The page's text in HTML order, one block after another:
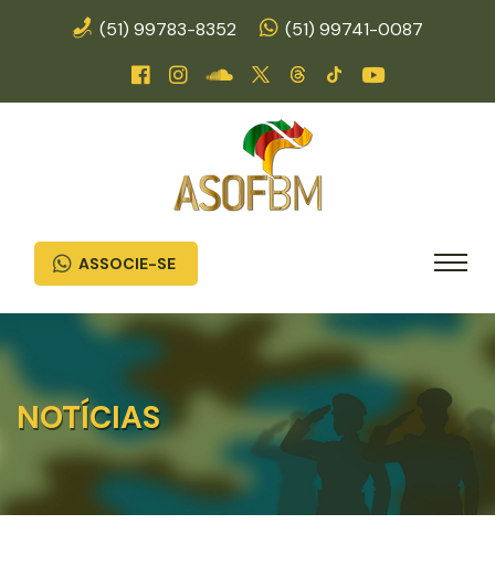
(51) 99783-8352 (51) 99741-0087
ASSOCIE-SE
NOTÍCIAS